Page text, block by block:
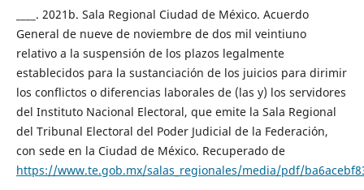
____. 2021b. Sala Regional Ciudad de México. Acuerdo
General de nueve de noviembre de dos mil veintiuno
relativo a la suspensión de los plazos legalmente
establecidos para la sustanciación de los juicios para dirimir
los conflictos o diferencias laborales de (las y) los servidores
del Instituto Nacional Electoral, que emite la Sala Regional
del Tribunal Electoral del Poder Judicial de la Federación,
con sede en la Ciudad de México. Recuperado de
https://www.te.gob.mx/salas_regionales/media/pdf/